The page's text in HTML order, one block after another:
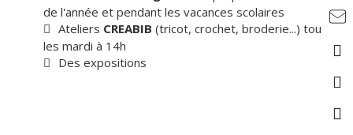
de l'année et pendant les vacances scolaires
Ateliers CREABIB (tricot, crochet, broderie...) tous
les mardi à 14h
Des expositions